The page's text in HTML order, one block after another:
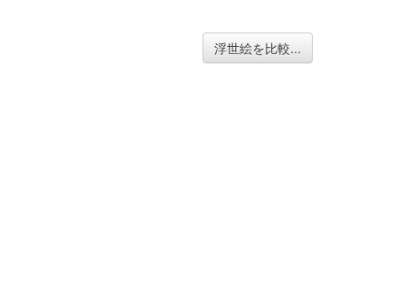
浮世絵を比較...